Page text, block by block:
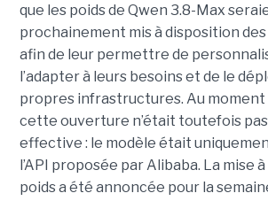
que les poids de Qwen 3.8-Max
prochainement mis à disposition
afin de leur permettre de
l’adapter à leurs besoins et de le
propres infrastructures. Au moment
cette ouverture n’était toutefois
effective : le modèle était
l’API proposée par Alibaba. La mise
poids a été annoncée pour la